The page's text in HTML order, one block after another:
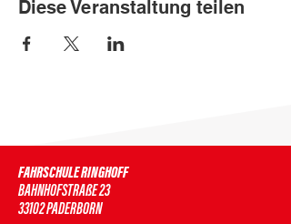
Diese Veranstaltung teilen
FAHRSCHULE RINGHOFF
BAHNHOFSTRAßE 23
33102 PADERBORN